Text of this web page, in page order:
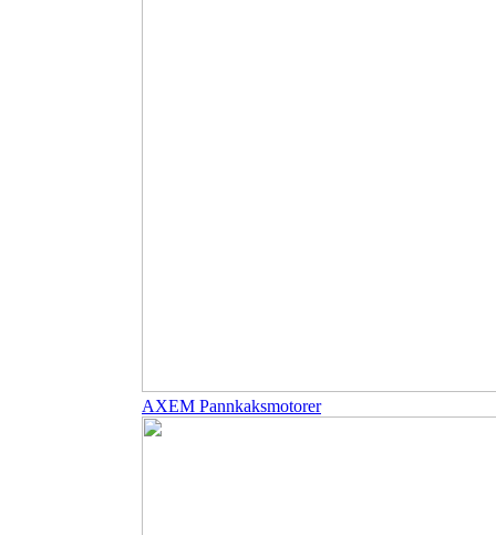
AXEM Pannkaksmotorer